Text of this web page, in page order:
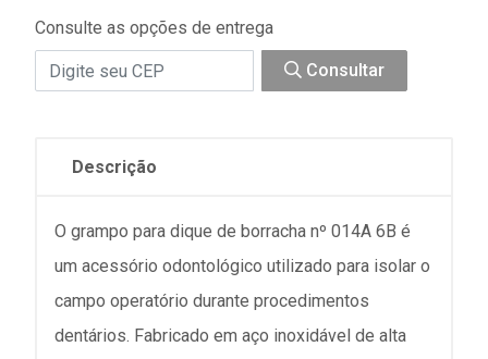
Consulte as opções de entrega
Consultar
Descrição
O grampo para dique de borracha nº 014A 6B é
um acessório odontológico utilizado para isolar o
campo operatório durante procedimentos
dentários. Fabricado em aço inoxidável de alta